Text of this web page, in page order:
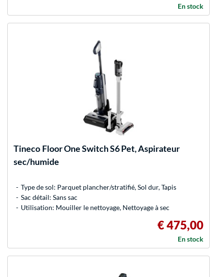
En stock
Tineco Floor One Switch S6 Pet, Aspirateur
sec/humide
Type de sol: Parquet plancher/stratifié, Sol dur, Tapis
Sac détail: Sans sac
Utilisation: Mouiller le nettoyage, Nettoyage à sec
€ 475,00
En stock